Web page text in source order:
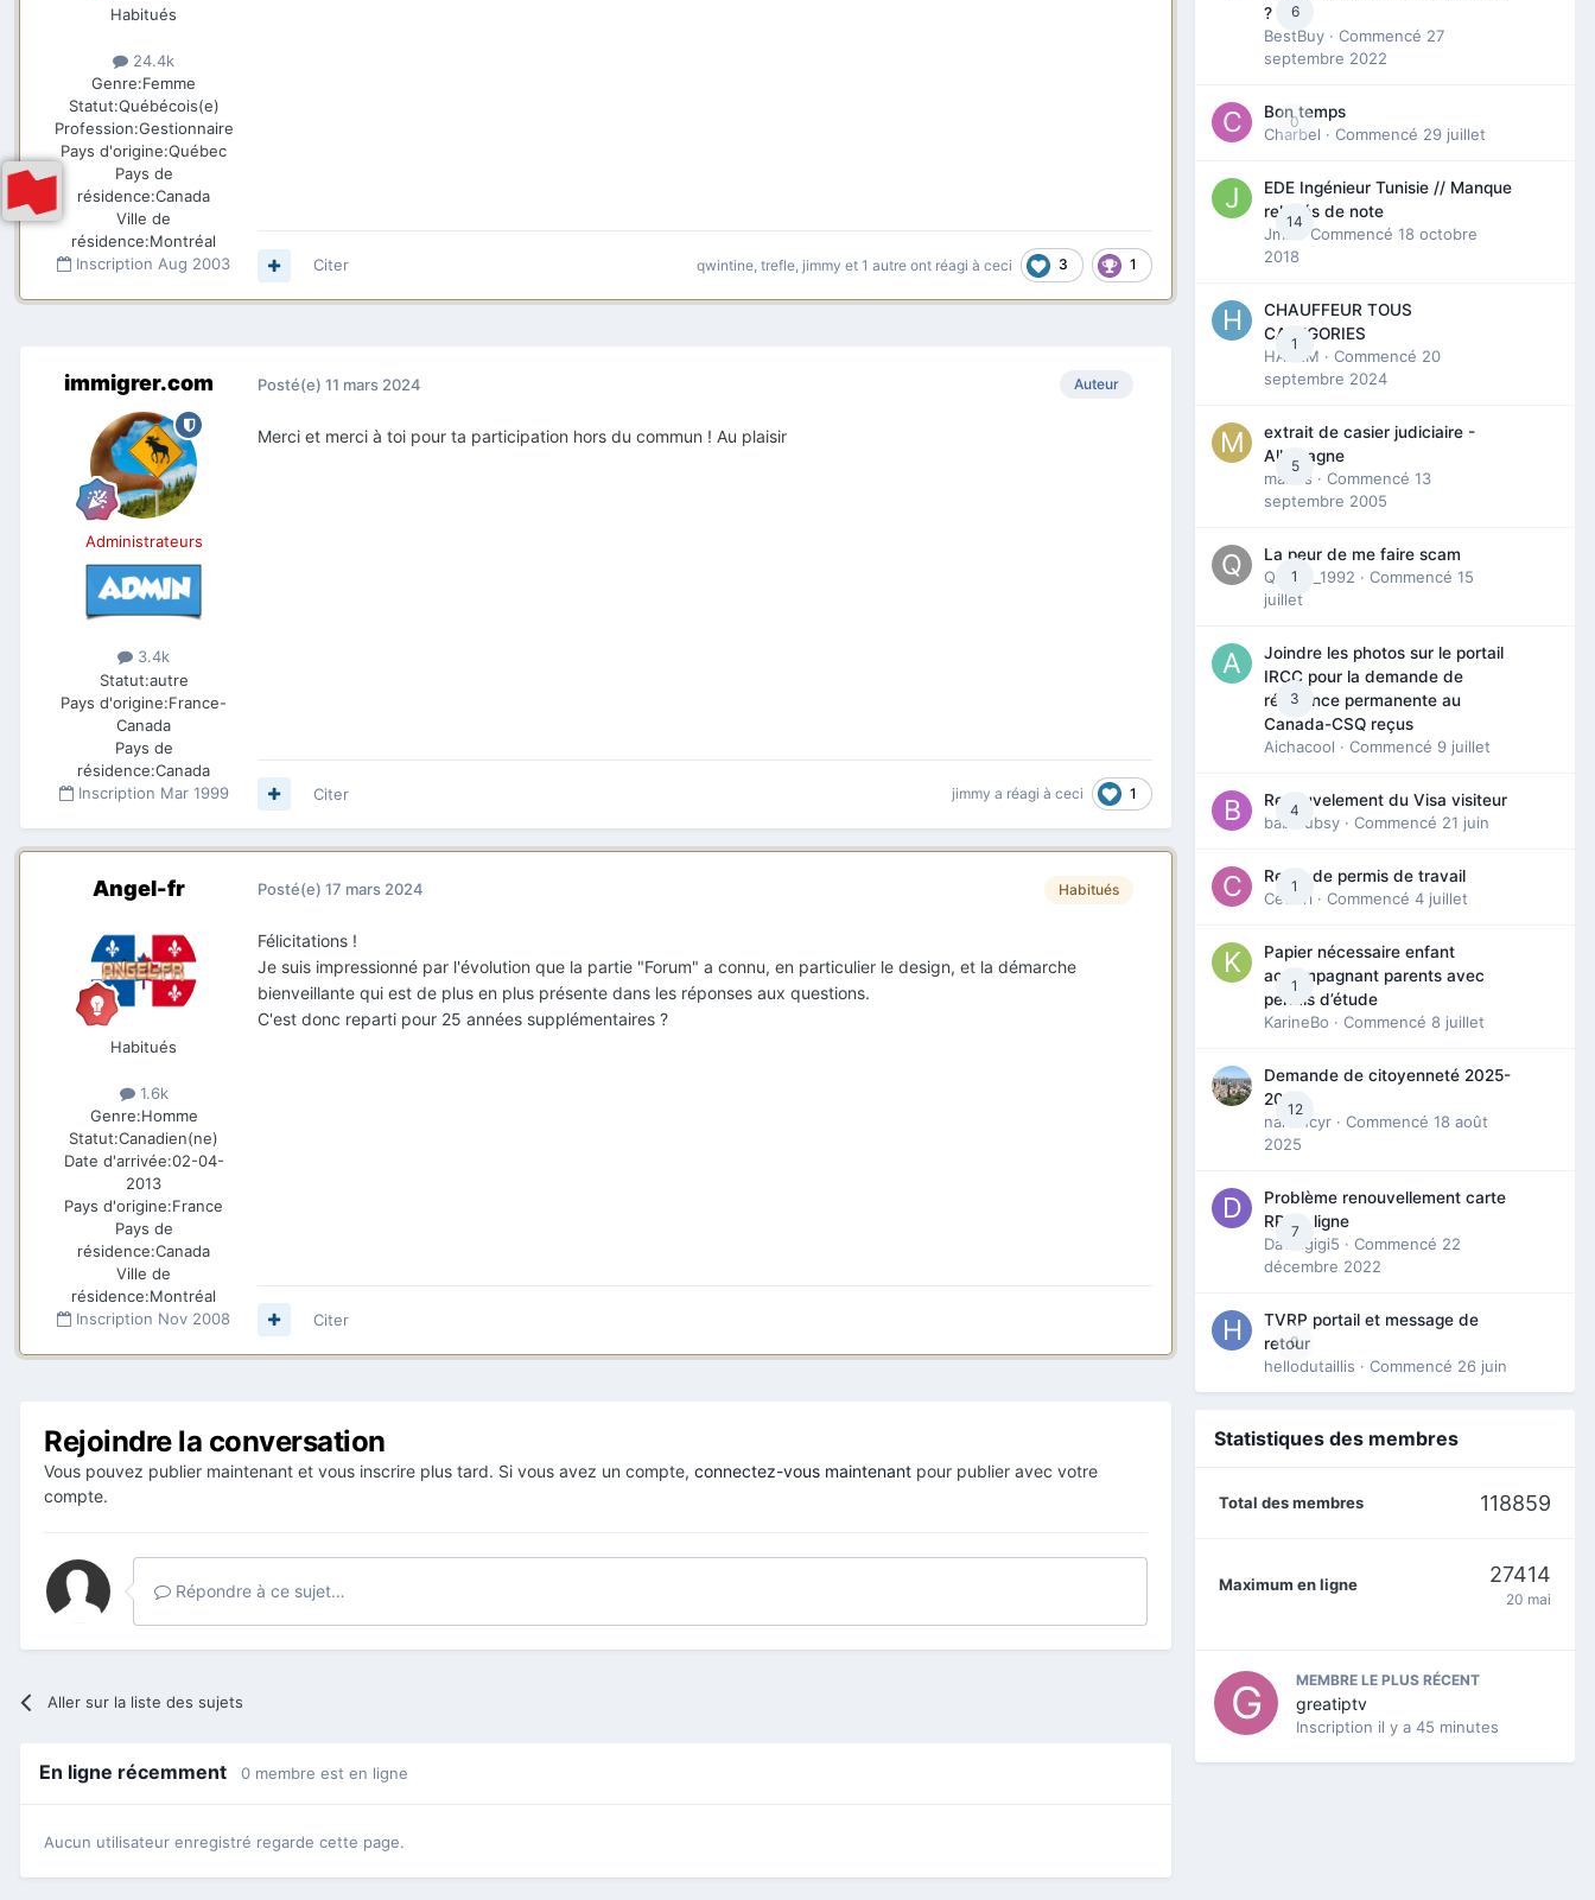
Habitués
24.4k
Genre:Femme
Statut:Québécois(e)
Profession:Gestionnaire
Pays d'origine:Québec
Pays de
résidence:Canada
Ville de
résidence:Montréal
Inscription Aug 2003 qwintine trefle jimmy et 1 autre ont réagi à ceci 3 1
Citer
immigrer.com
Administrateurs
3.4k
Statut:autre
Pays d'origine:France-
Canada
Pays de
résidence:Canada
Inscription Mar 1999
Auteur
Posté(e) 11 mars 2024
Merci et merci à toi pour ta participation hors du commun ! Au plaisir
jimmy a réagi à ceci 1
Citer
Angel-fr
Habitués
1.6k
Genre:Homme
Statut:Canadien(ne)
Date d'arrivée:02-04-
2013
Pays d'origine:France
Pays de
résidence:Canada
Ville de
résidence:Montréal
Inscription Nov 2008
Habitués
Posté(e) 17 mars 2024
Félicitations !
Je suis impressionné par l'évolution que la partie "Forum" a connu, en particulier le design, et la démarche
bienveillante qui est de plus en plus présente dans les réponses aux questions.
C'est donc reparti pour 25 années supplémentaires ?
Citer
Rejoindre la conversation
Vous pouvez publier maintenant et vous inscrire plus tard. Si vous avez un compte, connectez-vous maintenant pour publier avec votre
compte.
Répondre à ce sujet…
Aller sur la liste des sujets
En ligne récemment 0 membre est en ligne
Aucun utilisateur enregistré regarde cette page.
6
?
BestBuy · Commencé 27
septembre 2022
0
Bon temps
Charbel · Commencé 29 juillet
14
EDE Ingénieur Tunisie // Manque
relevés de note
Jmili
· Commencé 18 octobre
2018
1
CHAUFFEUR TOUS
CATEGORIES
HAZEM · Commencé 20
septembre 2024
5
extrait de casier judiciaire -
Allemagne
maries · Commencé 13
septembre 2005
1
La peur de me faire scam
Queen_1992 · Commencé 15
juillet
3
Joindre les photos sur le portail
IRCC pour la demande de
résidence permanente au
Canada-CSQ reçus
Aichacool · Commencé 9 juillet
4
Renouvelement du Visa visiteur
babibubsy · Commencé 21 juin
1
Refus de permis de travail
Cedbri · Commencé 4 juillet
1
Papier nécessaire enfant
accompagnant parents avec
permis d’étude
KarineBo · Commencé 8 juillet
12
Demande de citoyenneté 2025-
2026
nanancyr · Commencé 18 août
2025
7
Problème renouvellement carte
RP en ligne
Davidgigi5 · Commencé 22
décembre 2022
0
TVRP portail et message de
retour
hellodutaillis · Commencé 26 juin
Statistiques des membres
Total des membres 118859
Maximum en ligne 27414
20 mai
MEMBRE LE PLUS RÉCENT
greatiptv
Inscription il y a 45 minutes